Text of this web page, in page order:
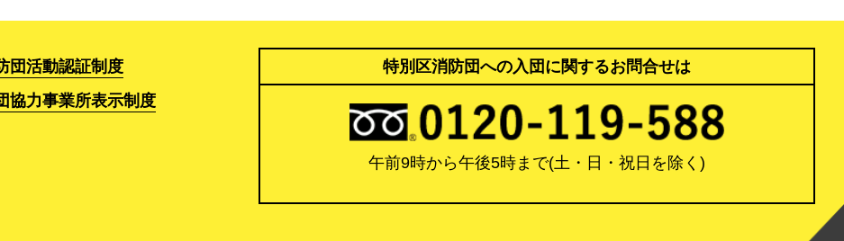
団活動認証制度
協力事業所表示制度
特別区消防団への入団に関するお問合せは
午前9時から午後5時まで(土・日・祝日を除く)